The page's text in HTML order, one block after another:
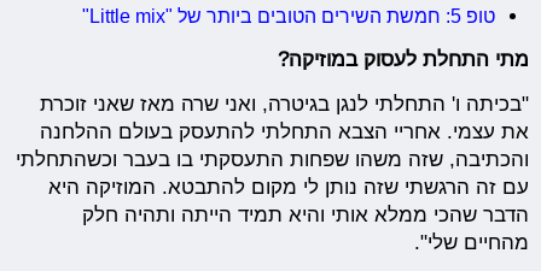
טופ 5: חמשת השירים הטובים ביותר של "Little mix"
מתי התחלת לעסוק במוזיקה?
"בכיתה ו' התחלתי לנגן בגיטרה, ואני שרה מאז שאני זוכרת
את עצמי. אחריי הצבא התחלתי להתעסק בעולם ההלחנה
והכתיבה, שזה משהו שפחות התעסקתי בו בעבר וכשהתחלתי
עם זה הרגשתי שזה נותן לי מקום להתבטא. המוזיקה היא
הדבר שהכי ממלא אותי והיא תמיד הייתה ותהיה חלק
מהחיים שלי".